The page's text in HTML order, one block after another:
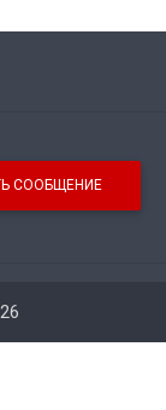
СООБЩЕНИЕ